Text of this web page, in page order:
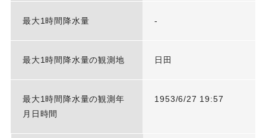
最大1時間降水量 -
最大1時間降水量の観測地 日田
最大1時間降水量の観測年
月日時間
1953/6/27 19:57